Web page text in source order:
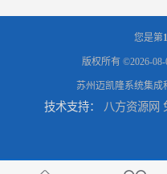
您是第
版权所有 ©2026-08-
苏州迈凯隆系统集成
技术支持： 八方资源网